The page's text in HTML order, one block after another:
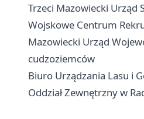
Trzeci Mazowiecki Urząd
Wojskowe Centrum
Mazowiecki Urząd
cudzoziemców
Biuro Urządzania Lasu i
Oddział Zewnętrzny w